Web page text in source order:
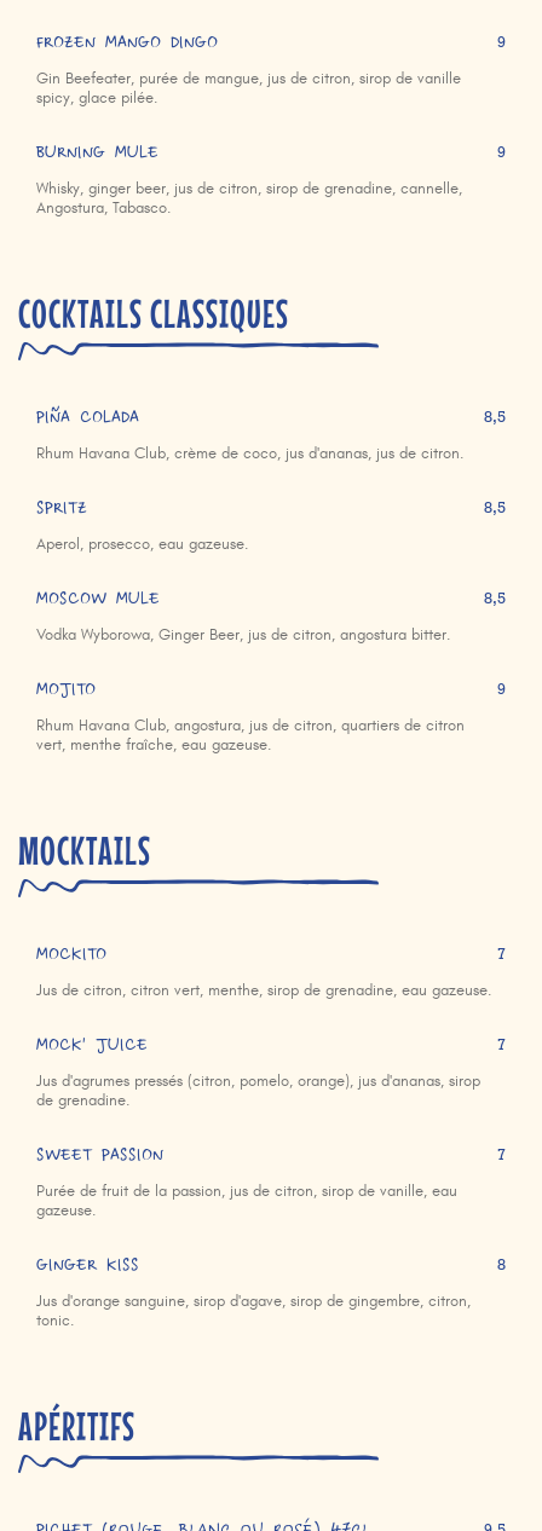
FROZEN MANGO DINGO
Gin Beefeater, purée de mangue, jus de citron, sirop de vanille
spicy, glace pilée.
9
BURNING MULE
Whisky, ginger beer, jus de citron, sirop de grenadine, cannelle,
Angostura, Tabasco.
9
COCKTAILS CLASSIQUES
PIÑA COLADA
Rhum Havana Club, crème de coco, jus d'ananas, jus de citron.
8,5
SPRITZ
Aperol, prosecco, eau gazeuse.
8,5
MOSCOW MULE
Vodka Wyborowa, Ginger Beer, jus de citron, angostura bitter.
8,5
MOJITO
Rhum Havana Club, angostura, jus de citron, quartiers de citron
vert, menthe fraîche, eau gazeuse.
9
MOCKTAILS
MOCKITO
Jus de citron, citron vert, menthe, sirop de grenadine, eau gazeuse.
7
MOCK' JUICE
Jus d'agrumes pressés (citron, pomelo, orange), jus d'ananas, sirop
de grenadine.
7
SWEET PASSION
Purée de fruit de la passion, jus de citron, sirop de vanille, eau
gazeuse.
7
GINGER KISS
Jus d'orange sanguine, sirop d'agave, sirop de gingembre, citron,
tonic.
8
APÉRITIFS